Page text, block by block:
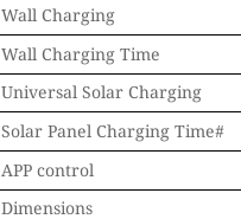
Wall Charging
Wall Charging Time
Universal Solar Charging
Solar Panel Charging Time#
APP control
Dimensions